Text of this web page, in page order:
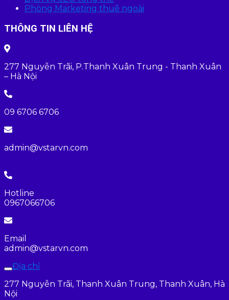
Phòng Marketing thuê ngoài
THÔNG TIN LIÊN HỆ
277 Nguyễn Trãi, P.Thanh Xuân Trung - Thanh Xuân
– Hà Nội
09 6706 6706
admin@vstarvn.com
Hotline
0967066706
Email
admin@vstarvn.com
Địa chỉ
277 Nguyễn Trãi, Thanh Xuân Trung, Thanh Xuân, Hà
Nội